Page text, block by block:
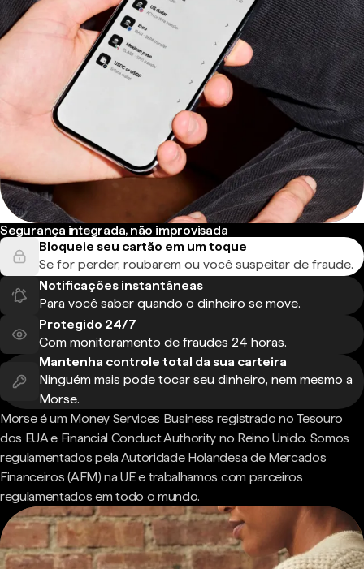
Segurança integrada, não improvisada
Bloqueie seu cartão em um toque
Se for perder, roubarem ou você suspeitar de fraude.
Notificações instantâneas
Para você saber quando o dinheiro se move.
Protegido 24/7
Com monitoramento de fraudes 24 horas.
Mantenha controle total da sua carteira
Ninguém mais pode tocar seu dinheiro, nem mesmo a
Morse.
Morse é um Money Services Business registrado no Tesouro
dos EUA e Financial Conduct Authority no Reino Unido. Somos
regulamentados pela Autoridade Holandesa de Mercados
Financeiros (AFM) na UE e trabalhamos com parceiros
regulamentados em todo o mundo.